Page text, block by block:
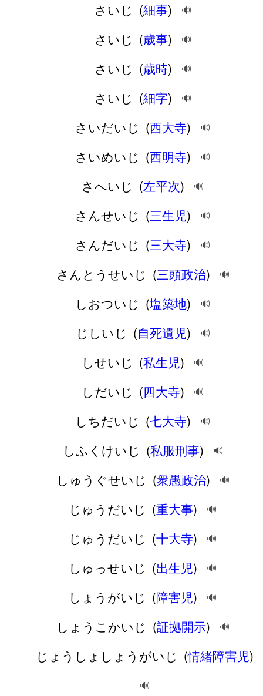
さいじ (細事) 🔊
さいじ (歳事) 🔊
さいじ (歳時) 🔊
さいじ (細字) 🔊
さいだいじ (西大寺) 🔊
さいめいじ (西明寺) 🔊
さへいじ (左平次) 🔊
さんせいじ (三生児) 🔊
さんだいじ (三大寺) 🔊
さんとうせいじ (三頭政治) 🔊
しおついじ (塩築地) 🔊
じしいじ (自死遺児) 🔊
しせいじ (私生児) 🔊
しだいじ (四大寺) 🔊
しちだいじ (七大寺) 🔊
しふくけいじ (私服刑事) 🔊
しゅうぐせいじ (衆愚政治) 🔊
じゅうだいじ (重大事) 🔊
じゅうだいじ (十大寺) 🔊
しゅっせいじ (出生児) 🔊
しょうがいじ (障害児) 🔊
しょうこかいじ (証拠開示) 🔊
じょうしょしょうがいじ (情緒障害児)
🔊